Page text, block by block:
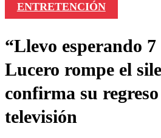
ENTRETENCIÓN
“Llevo esperando
Lucero rompe el
confirma su
televisión